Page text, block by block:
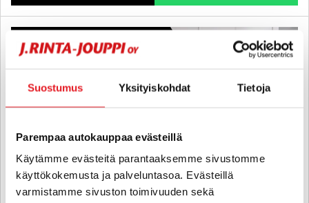
Suostumus Yksityiskohdat Tietoja
Parempaa autokauppaa evästeillä
Käytämme evästeitä parantaaksemme sivustomme
käyttökokemusta ja palveluntasoa. Evästeillä
varmistamme sivuston toimivuuden sekä